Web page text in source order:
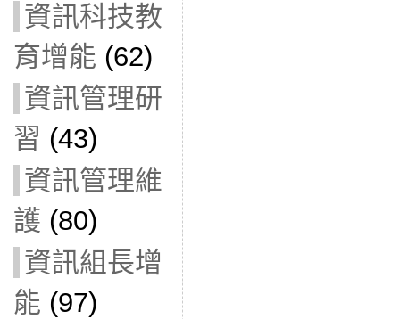
資訊科技教
育增能 (62)
資訊管理研
習 (43)
資訊管理維
護 (80)
資訊組長增
能 (97)